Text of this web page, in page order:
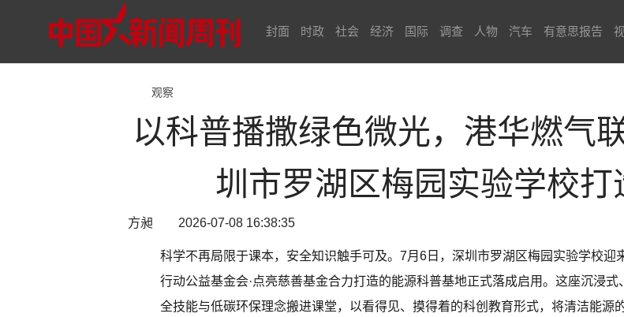
封面 时政 社会 经济 国际 调查 人物 汽车 有意思报告
观察
以科普播撒绿色微光，港华燃气
圳市罗湖区梅园实验学校
方昶 2026-07-08 16:38:35
科学不再局限于课本，安全知识触手可及。7月6日，深圳市罗湖区梅园实验学校
行动公益基金会·点亮慈善基金合力打造的能源科普基地正式落成启用。这座沉浸
全技能与低碳环保理念搬进课堂，以看得见、摸得着的科创教育形式，将清洁能源